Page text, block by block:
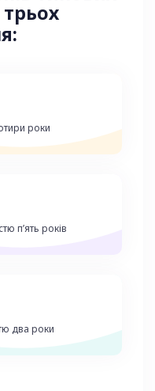
трьох
роки
п’ять років
два роки